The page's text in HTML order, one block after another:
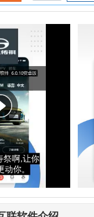
录仪app
最新版)
/
官方版 2.4.4安卓版
/